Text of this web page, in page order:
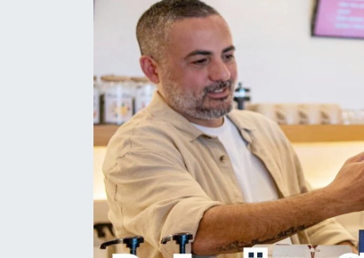
MAGAZİN
SAĞLIK
SİYASET